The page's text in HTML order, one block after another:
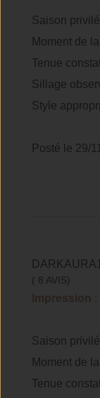
Saison
Moment de
Tenue
Sillage
Style
Posté le 29/
( 8 AVIS)
Impression :
Saison
Moment de
Tenue